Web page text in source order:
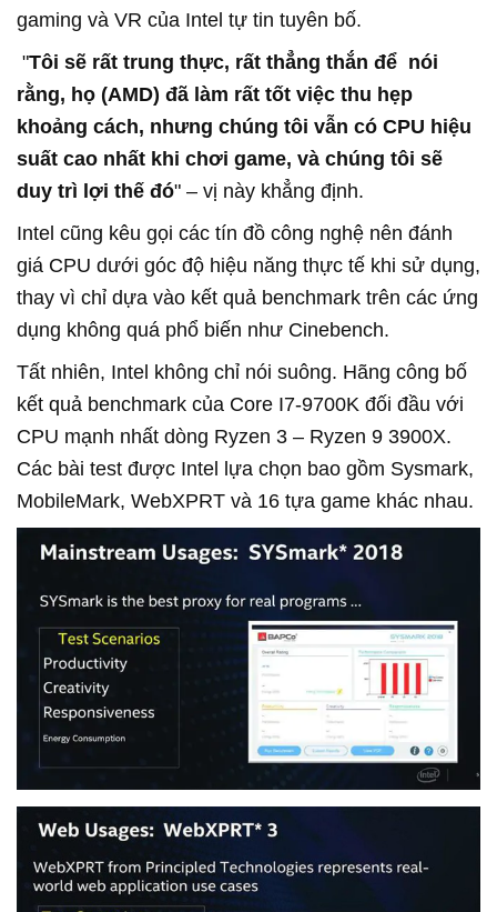
gaming và VR của Intel tự tin tuyên bố.
"Tôi sẽ rất trung thực, rất thẳng thắn để nói
rằng, họ (AMD) đã làm rất tốt việc thu hẹp
khoảng cách, nhưng chúng tôi vẫn có CPU hiệu
suất cao nhất khi chơi game, và chúng tôi sẽ
duy trì lợi thế đó" – vị này khẳng định.
Intel cũng kêu gọi các tín đồ công nghệ nên đánh
giá CPU dưới góc độ hiệu năng thực tế khi sử dụng,
thay vì chỉ dựa vào kết quả benchmark trên các ứng
dụng không quá phổ biến như Cinebench.
Tất nhiên, Intel không chỉ nói suông. Hãng công bố
kết quả benchmark của Core I7-9700K đối đầu với
CPU mạnh nhất dòng Ryzen 3 – Ryzen 9 3900X.
Các bài test được Intel lựa chọn bao gồm Sysmark,
MobileMark, WebXPRT và 16 tựa game khác nhau.